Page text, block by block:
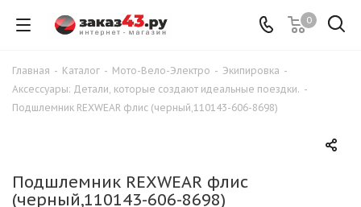
0
Главная - Каталог - Мото-Вело-Электро - Экипировка -
Аксессуары: Детали, которые создают идеальные поездки. -
Подшлемник REXWEAR флис (черный,110143-606-8698)
Подшлемник REXWEAR флис
(черный,110143-606-8698)